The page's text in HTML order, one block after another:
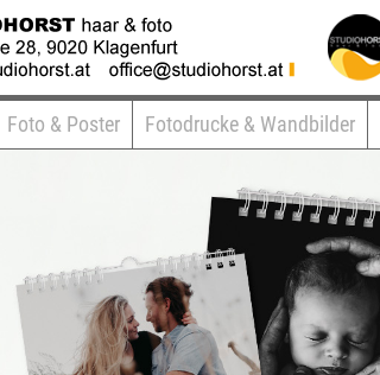
Foto & Poster Fotodrucke & Wandbilder